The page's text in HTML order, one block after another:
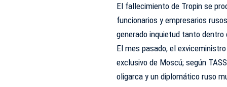
El fallecimiento de Tropin se
funcionarios y empresarios
generado inquietud tanto
El mes pasado, el
exclusivo de Moscú; según
oligarca y un diplomático ruso